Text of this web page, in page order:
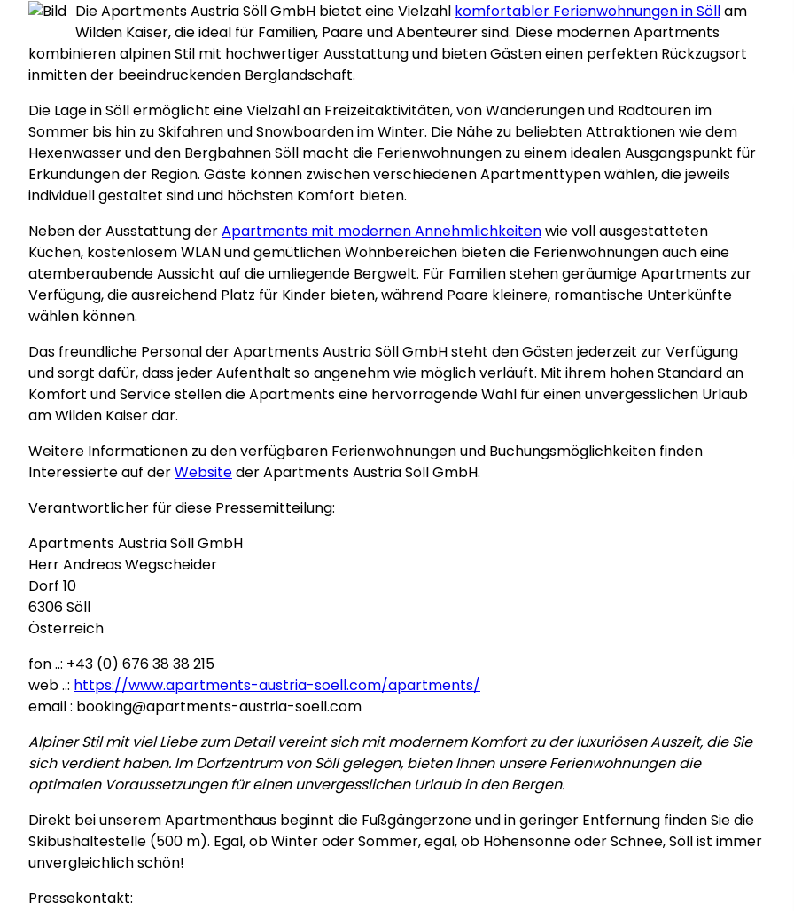
Die Apartments Austria Söll GmbH bietet eine Vielzahl komfortabler Ferienwohnungen in Söllam
Wilden Kaiser, die ideal für Familien, Paare und Abenteurer sind. Diese modernen Apartments
kombinieren alpinen Stil mit hochwertiger Ausstattung und bieten Gästen einen perfekten Rückzugsort
inmitten der beeindruckenden Berglandschaft.
Die Lage in Söll ermöglicht eine Vielzahl an Freizeitaktivitäten, von Wanderungen und Radtouren im
Sommer bis hin zu Skifahren und Snowboarden im Winter. Die Nähe zu beliebten Attraktionen wie dem
Hexenwasser und den Bergbahnen Söll macht die Ferienwohnungen zu einem idealen Ausgangspunkt für
Erkundungen der Region. Gäste können zwischen verschiedenen Apartmenttypen wählen, die jeweils
individuell gestaltet sind und höchsten Komfort bieten.
Neben der Ausstattung derApartments mit modernen Annehmlichkeitenwie voll ausgestatteten
Küchen, kostenlosem WLAN und gemütlichen Wohnbereichen bieten die Ferienwohnungen auch eine
atemberaubende Aussicht auf die umliegende Bergwelt. Für Familien stehen geräumige Apartments zur
Verfügung, die ausreichend Platz für Kinder bieten, während Paare kleinere, romantische Unterkünfte
wählen können.
Das freundliche Personal der Apartments Austria Söll GmbH steht den Gästen jederzeit zur Verfügung
und sorgt dafür, dass jeder Aufenthalt so angenehm wie möglich verläuft. Mit ihrem hohen Standard an
Komfort und Service stellen die Apartments eine hervorragende Wahl für einen unvergesslichen Urlaub
am Wilden Kaiser dar.
Weitere Informationen zu den verfügbaren Ferienwohnungen und Buchungsmöglichkeiten finden
Interessierte auf derWebsiteder Apartments Austria Söll GmbH.
Verantwortlicher für diese Pressemitteilung:
Apartments Austria Söll GmbH
Herr Andreas Wegscheider
Dorf 10
6306 Söll
Österreich
fon ..: +43 (0) 676 38 38 215
web ..: https://www.apartments-austria-soell.com/apartments/
email : booking@apartments-austria-soell.com
Alpiner Stil mit viel Liebe zum Detail vereint sich mit modernem Komfort zu der luxuriösen Auszeit, die Sie
sich verdient haben. Im Dorfzentrum von Söll gelegen, bieten Ihnen unsere Ferienwohnungen die
optimalen Voraussetzungen für einen unvergesslichen Urlaub in den Bergen.
Direkt bei unserem Apartmenthaus beginnt die Fußgängerzone und in geringer Entfernung finden Sie die
Skibushaltestelle (500 m). Egal, ob Winter oder Sommer, egal, ob Höhensonne oder Schnee, Söll ist immer
unvergleichlich schön!
Pressekontakt: